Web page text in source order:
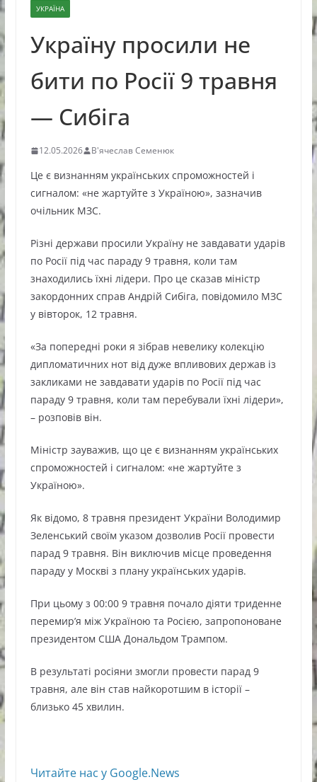
УКРАЇНА
Україну просили не
бити по Росії 9 травня
— Сибіга
12.05.2026 В'ячеслав Семенюк
Це є визнанням українських спроможностей і
сигналом: «не жартуйте з Україною», зазначив
очільник МЗС.
Різні держави просили Україну не завдавати ударів
по Росії під час параду 9 травня, коли там
знаходились їхні лідери. Про це сказав міністр
закордонних справ Андрій Сибіга, повідомило МЗС
у вівторок, 12 травня.
«За попередні роки я зібрав невелику колекцію
дипломатичних нот від дуже впливових держав із
закликами не завдавати ударів по Росії під час
параду 9 травня, коли там перебували їхні лідери»,
– розповів він.
Міністр зауважив, що це є визнанням українських
спроможностей і сигналом: «не жартуйте з
Україною».
Як відомо, 8 травня президент України Володимир
Зеленський своїм указом дозволив Росії провести
парад 9 травня. Він виключив місце проведення
параду у Москві з плану українських ударів.
При цьому з 00:00 9 травня почало діяти триденне
перемир’я між Україною та Росією, запропоноване
президентом США Дональдом Трампом.
В результаті росіяни змогли провести парад 9
травня, але він став найкоротшим в історії –
близько 45 хвилин.
Читайте нас у Google.News